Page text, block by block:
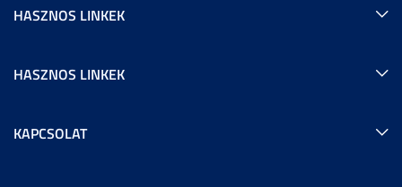
HASZNOS LINKEK
HASZNOS LINKEK
KAPCSOLAT